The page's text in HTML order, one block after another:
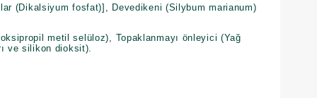
(Dikalsiyum fosfat)], Devedikeni (Silybum marianum)
metil selüloz), Topaklanmayı önleyici (Yağ
ve silikon dioksit).